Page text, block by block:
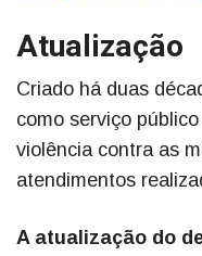
Atualização
Criado há duas
como serviço
violência contra as
atendimentos
A atualização do